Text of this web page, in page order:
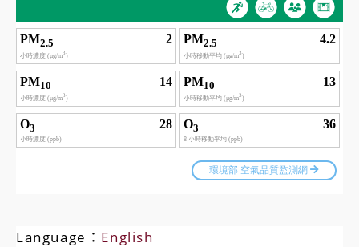
Language： English